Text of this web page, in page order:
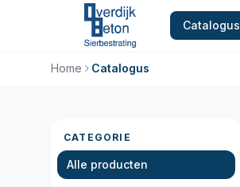
Catalogus
Home Catalogus
CATEGORIE
Alle producten